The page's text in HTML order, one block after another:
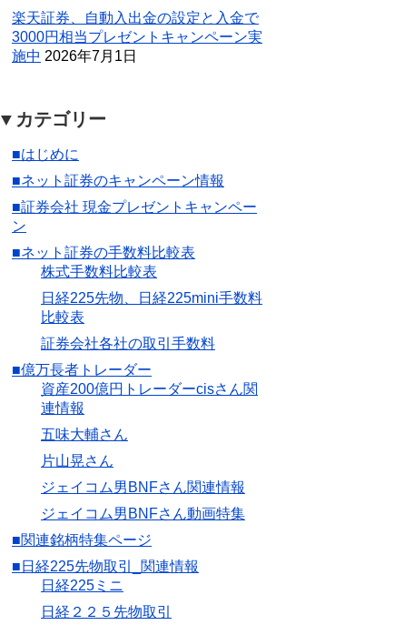
楽天証券、自動入出金の設定と入金で
3000円相当プレゼントキャンペーン実
施中 2026年7月1日
▼カテゴリー
■はじめに
■ネット証券のキャンペーン情報
■証券会社 現金プレゼントキャンペー
ン
■ネット証券の手数料比較表
株式手数料比較表
日経225先物、日経225mini手数料
比較表
証券会社各社の取引手数料
■億万長者トレーダー
資産200億円トレーダーcisさん関
連情報
五味大輔さん
片山晃さん
ジェイコム男BNFさん関連情報
ジェイコム男BNFさん動画特集
■関連銘柄特集ページ
■日経225先物取引_関連情報
日経225ミニ
日経２２５先物取引